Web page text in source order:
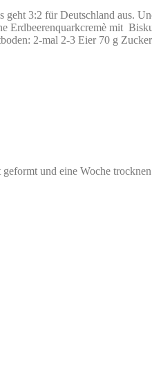
geht 3:2 für Deutschland aus.
Erdbeerenquarkcremè mit
2-mal 2-3 Eier 70 g
und eine Woche